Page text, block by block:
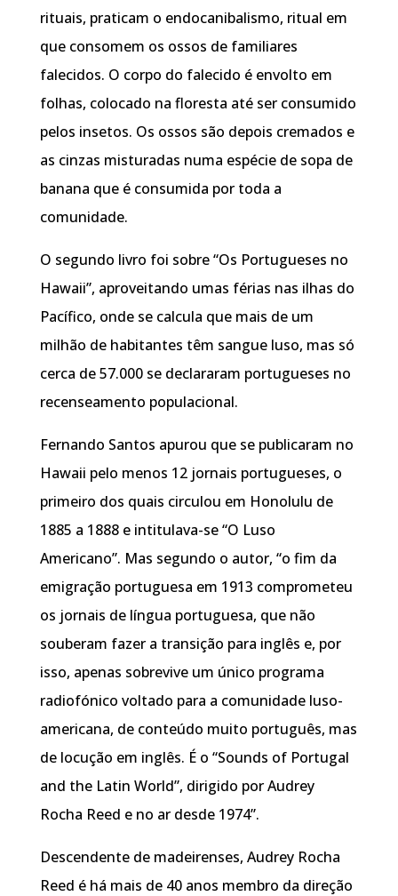
rituais, praticam o endocanibalismo, ritual em
que consomem os ossos de familiares
falecidos. O corpo do falecido é envolto em
folhas, colocado na floresta até ser consumido
pelos insetos. Os ossos são depois cremados e
as cinzas misturadas numa espécie de sopa de
banana que é consumida por toda a
comunidade.
O segundo livro foi sobre “Os Portugueses no
Hawaii”, aproveitando umas férias nas ilhas do
Pacífico, onde se calcula que mais de um
milhão de habitantes têm sangue luso, mas só
cerca de 57.000 se declararam portugueses no
recenseamento populacional.
Fernando Santos apurou que se publicaram no
Hawaii pelo menos 12 jornais portugueses, o
primeiro dos quais circulou em Honolulu de
1885 a 1888 e intitulava-se “O Luso
Americano”. Mas segundo o autor, “o fim da
emigração portuguesa em 1913 comprometeu
os jornais de língua portuguesa, que não
souberam fazer a transição para inglês e, por
isso, apenas sobrevive um único programa
radiofónico voltado para a comunidade luso-
americana, de conteúdo muito português, mas
de locução em inglês. É o “Sounds of Portugal
and the Latin World”, dirigido por Audrey
Rocha Reed e no ar desde 1974”.
Descendente de madeirenses, Audrey Rocha
Reed é há mais de 40 anos membro da direção